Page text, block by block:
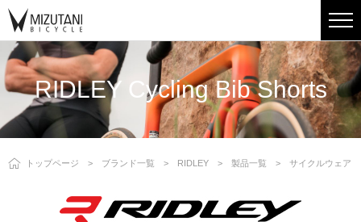
RIDLEY Cycling Bib Shorts
トップページ ブランド一覧 RIDLEY 製品一覧 サイクルウェア